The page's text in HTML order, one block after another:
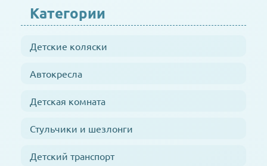
Категории
Детские коляски
Автокресла
Детская комната
Стульчики и шезлонги
Детский транспорт